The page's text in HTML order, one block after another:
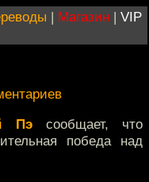
| Магазин | VIP
Пэсообщает, что
победа над